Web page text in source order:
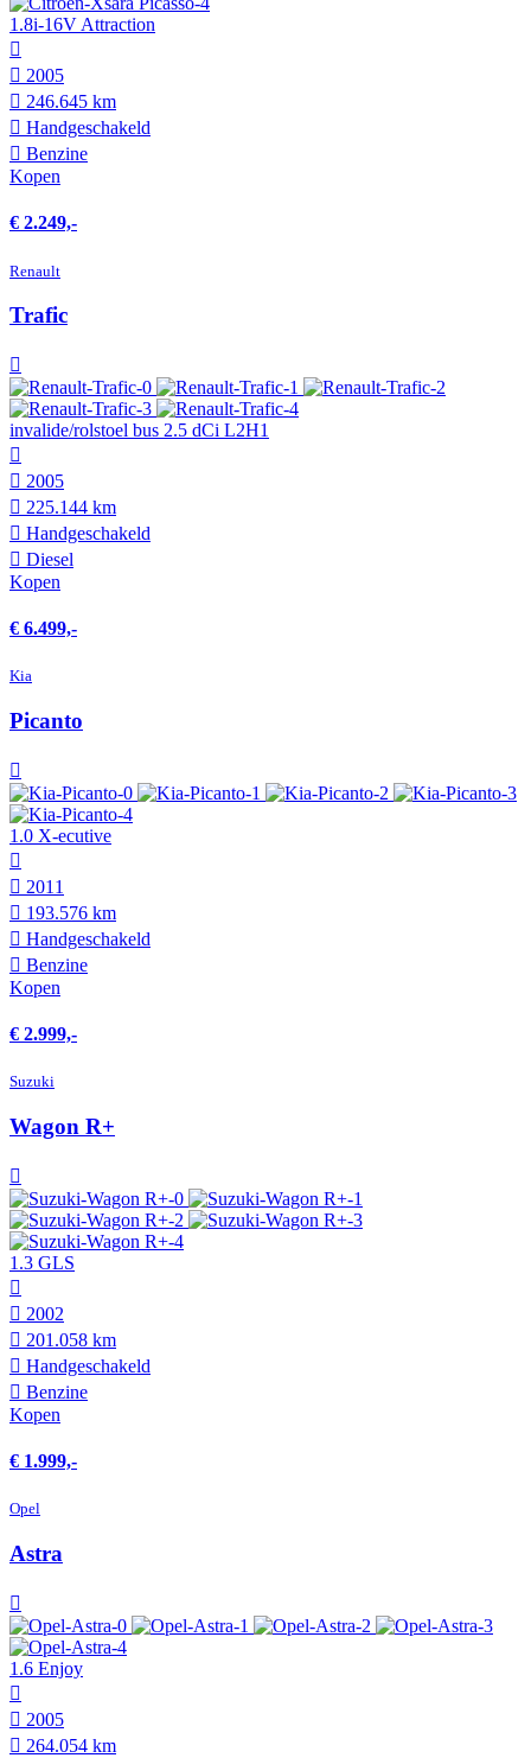
1.8i-16V Attraction
2005
246.645 km
Hand­geschakeld
Benzine
Kopen
€ 2.249,-
Renault
Trafic
invalide/rolstoel bus 2.5 dCi L2H1
2005
225.144 km
Hand­geschakeld
Diesel
Kopen
€ 6.499,-
Kia
Picanto
1.0 X-ecutive
2011
193.576 km
Hand­geschakeld
Benzine
Kopen
€ 2.999,-
Suzuki
Wagon R+
1.3 GLS
2002
201.058 km
Hand­geschakeld
Benzine
Kopen
€ 1.999,-
Opel
Astra
1.6 Enjoy
2005
264.054 km